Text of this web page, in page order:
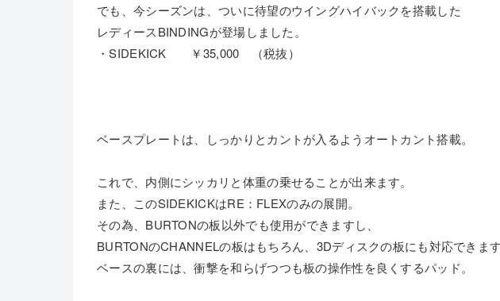
でも、今シーズンは、ついに待望のウイングハイバックを搭載した
レディースBINDINGが登場しました。
・SIDEKICK ￥35,000 （税抜）
ベースプレートは、しっかりとカントが入るようオートカント搭載。
これで、内側にシッカリと体重の乗せることが出来ます。
また、このSIDEKICKはRE：FLEXのみの展開。
その為、BURTONの板以外でも使用ができますし、
BURTONのCHANNELの板はもちろん、3Dディスクの板にも対応できます
ベースの裏には、衝撃を和らげつつも板の操作性を良くするパッド。